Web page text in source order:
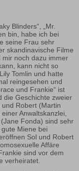
Blinders“, „Mr.
bin, habe ich bei
seine Frau sehr
skandinavische Filme
mir noch dazu immer
kann nicht so
Tomlin und hatte
reingesehen und
und Frankie“ ist
die Geschichte zweier
Robert (Martin
Anwaltskanzlei,
Fonda) sind sehr
Miene bei
Sol und Robert
Affäre
sind vor dem
verheiratet.